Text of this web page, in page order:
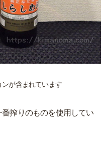
が含まれています
搾りのものを使用してい